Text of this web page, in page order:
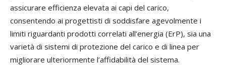
assicurare efficienza elevata ai capi del carico,
consentendo ai progettisti di soddisfare agevolmente i
limiti riguardanti prodotti correlati all’energia (ErP), sia una
varietà di sistemi di protezione del carico e di linea per
migliorare ulteriormente l’affidabilità del sistema.